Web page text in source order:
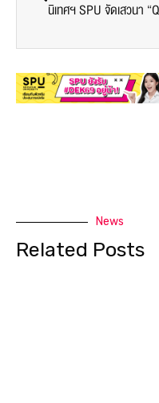
Related Posts